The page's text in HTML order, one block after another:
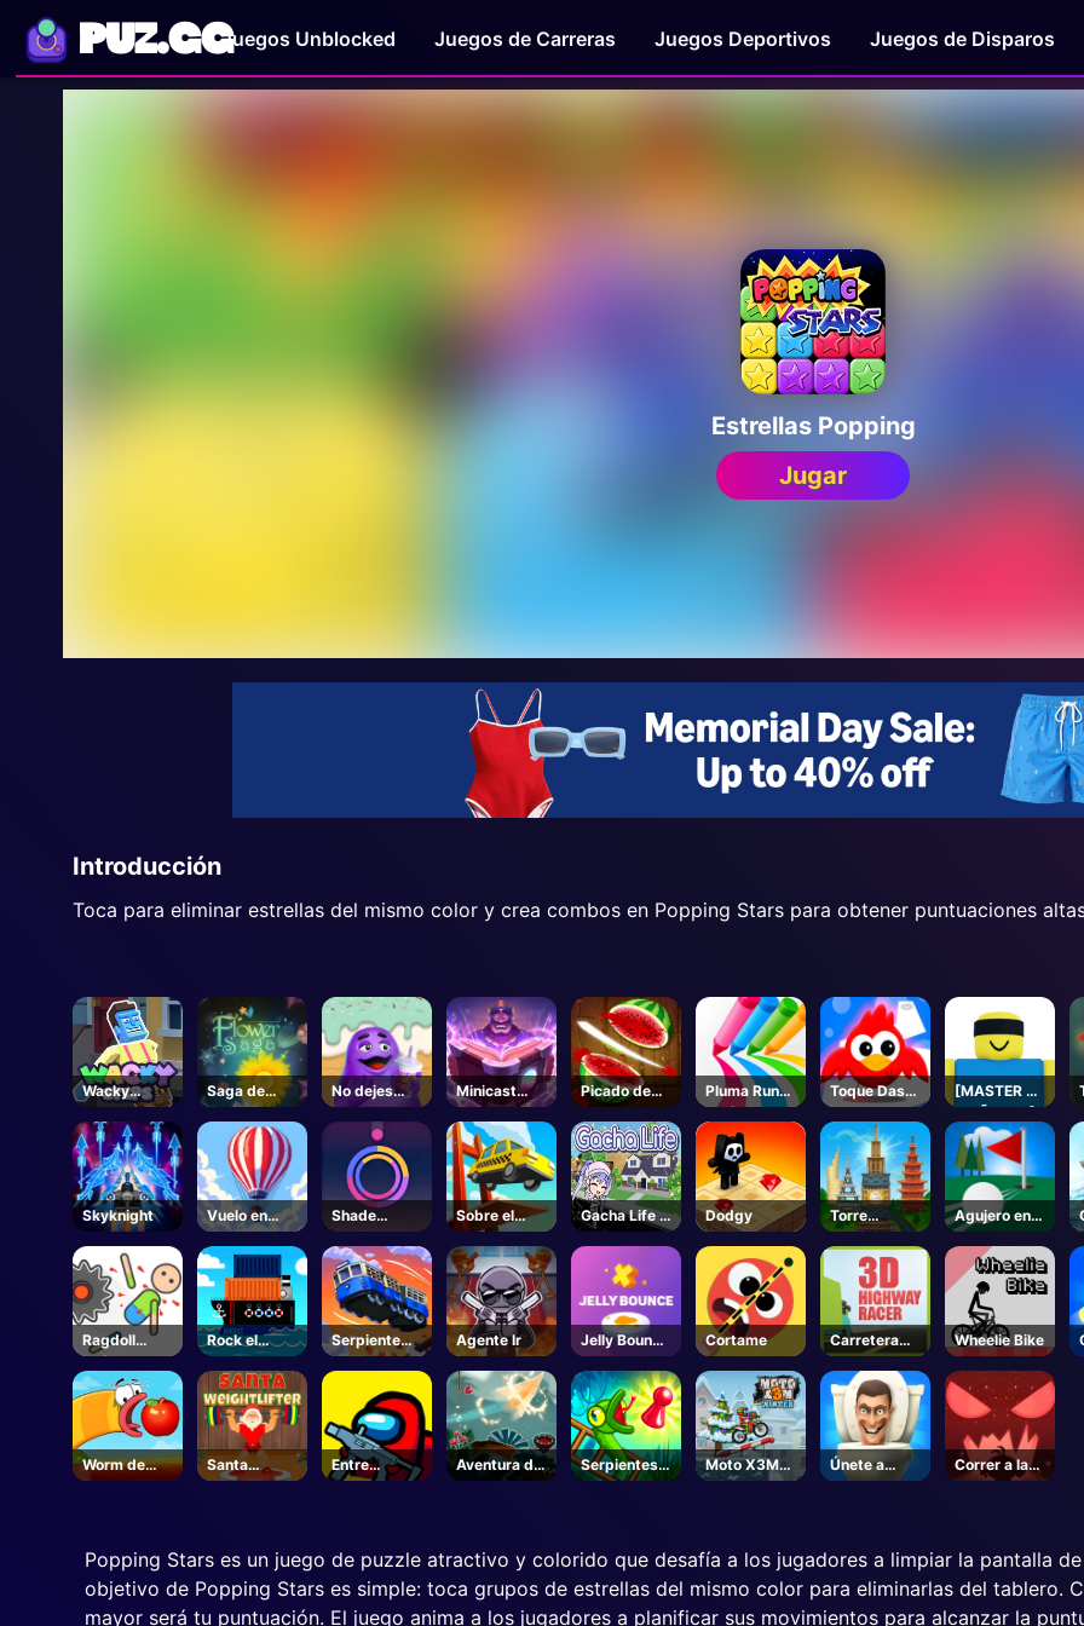
PUZ.GGJuegos Unblocked Juegos de Carreras Juegos Deportivos Juegos de Disparos
Estrellas Popping
Jugar
Introducción
Toca para eliminar estrellas del mismo color y crea combos en Popping Stars para obtener puntuaciones
Wacky
Steps
Saga de
flores
No dejes
caer el
grimace
Minicast
Leclash
Picado de
fruta
Pluma Run
en línea
Toque Dash
Toque
[MASTER DE
MUÑECAS]
Shenanigans
de Jujutsu -
Roblox
Skyknight
Vuelo en
globo
Shade
Shuffle
Sobre el
puente
Gacha Life 3
- Juegos
Unblocked
Dodgy
Torre
partido
Agujero en
uno
Ragdoll
Caída
Rock el
muelle
Serpiente
Tren
Agente Ir
Jelly Bounce
en 3D
Cortame
Carretera
Racer
Wheelie Bike
Worm de
manzana
Santa
levantador
Entre
nosotros
Aventura de
vuelo de
Serpientes y
Escaleras
Moto X3M
Winter
Únete a
Skibidi
Correr a la
muerte
Popping Stars es un juego de puzzle atractivo y colorido que desafía a los jugadores a limpiar la pantalla
objetivo de Popping Stars es simple: toca grupos de estrellas del mismo color para eliminarlas del tablero.
mayor será tu puntuación. El juego anima a los jugadores a planificar sus movimientos para alcanzar la